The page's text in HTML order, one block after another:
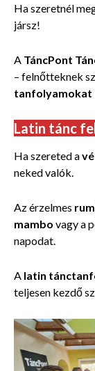
Ha szeretnél
jársz!
A TáncPont
– felnőtteknek
tanfolyamokat
Latin tánc
Ha szereted a
neked valók.
Az érzelmes
mambo vagy a
napodat.
A latin
teljesen kezdő